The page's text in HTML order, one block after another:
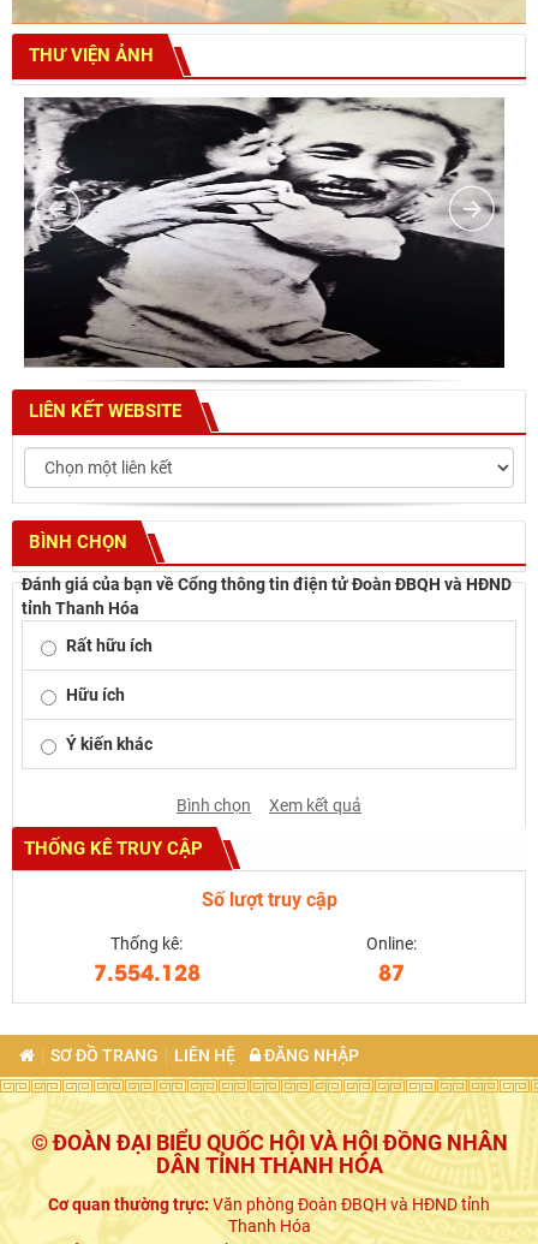
THƯ VIỆN ẢNH
LIÊN KẾT WEBSITE
BÌNH CHỌN
Đánh giá của bạn về Cổng thông tin điện tử Đoàn ĐBQH và HĐND
tỉnh Thanh Hóa
Rất hữu ích
Hữu ích
Ý kiến khác
Bình chọn Xem kết quả
THỐNG KÊ TRUY CẬP
Số lượt truy cập
Thống kê:
7.554.128
Online:
87
SƠ ĐỒ TRANG LIÊN HỆ ĐĂNG NHẬP
© ĐOÀN ĐẠI BIỂU QUỐC HỘI VÀ HỘI ĐỒNG NHÂN
DÂN TỈNH THANH HÓA
Cơ quan thường trực:Văn phòng Đoàn ĐBQH và HĐND tỉnh
Thanh Hóa